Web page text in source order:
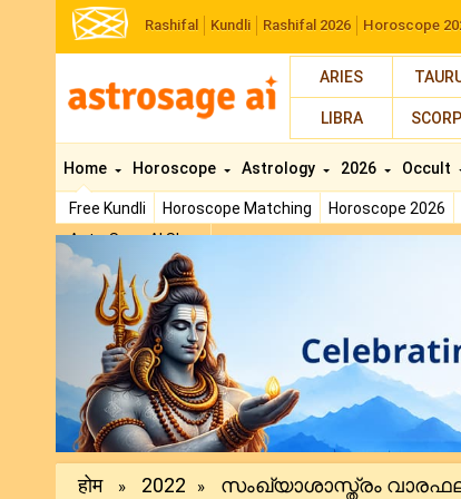
Rashifal Kundli Rashifal 2026 Horoscope
ARIES
LIBRA
Home
Free Kundli Horoscope Matching Horoscope 2026
AstroSage AI Shop
Horoscope Astrology 2026 Occult
Previous
होम » 2022 » സംഖ്യാശാസ്ത്രം